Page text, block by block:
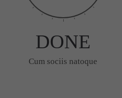
DONE
Cum sociis natoque